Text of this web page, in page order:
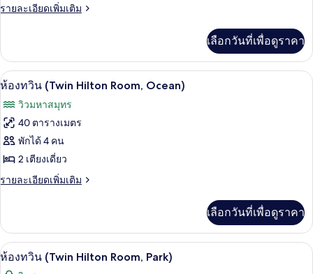
พัก
Room,
Park)
รายละเอียดเพิ่มเติม
ราย
เกี่ยว
กับ
ห้อง
(King
Hilton
Park)
เลือกวันที่เพื่อดูราคา
เปิด
ภาพถ่าย
ทั้งหมด
ของ
ห้อง
ทวิน
Room,
Ocean)
ห้องทวิน (Twin Hilton Room,
8
ห้องทวิน (Twin Hilton Room, Ocean)
วิวมหาสมุทร
40 ตารางเมตร
พักได้ 4 คน
2 เตียงเดี่ยว
รายละเอียดเพิ่มเติม
ราย
เกี่ยว
กับ
ห้อง
เลือกวันที่เพื่อดูราคา
เปิด
9
ห้องทวิน (Twin Hilton Room, Park)